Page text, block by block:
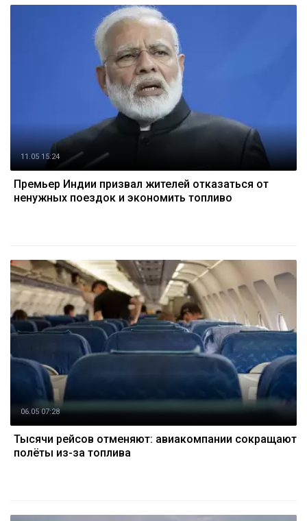
11.05 15:24
Премьер Индии призвал жителей отказаться от
ненужных поездок и экономить топливо
06.05 07:28
Тысячи рейсов отменяют: авиакомпании сокращают
полёты из-за топлива